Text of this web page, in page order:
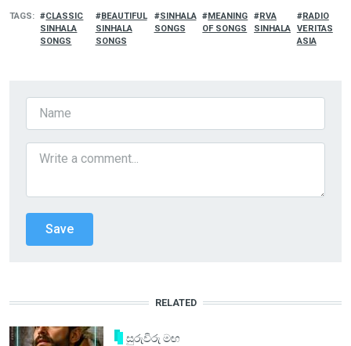
TAGS
CLASSIC
SINHALA
SONGS
BEAUTIFUL
SINHALA
SONGS
SINHALA
SONGS
MEANING
OF SONGS
RVA
SINHALA
RADIO
VERITAS
ASIA
RELATED
සුරුවිරු මඟ